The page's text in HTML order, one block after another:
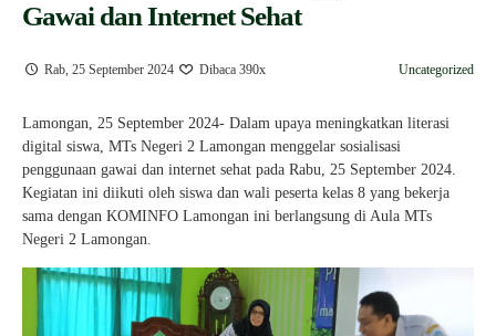
Gawai dan Internet Sehat
Rab, 25 September 2024 Dibaca 390x Uncategorized
Lamongan, 25 September 2024- Dalam upaya meningkatkan literasi
digital siswa, MTs Negeri 2 Lamongan menggelar sosialisasi
penggunaan gawai dan internet sehat pada Rabu, 25 September 2024.
Kegiatan ini diikuti oleh siswa dan wali peserta kelas 8 yang bekerja
sama dengan KOMINFO Lamongan ini berlangsung di Aula MTs
Negeri 2 Lamongan.